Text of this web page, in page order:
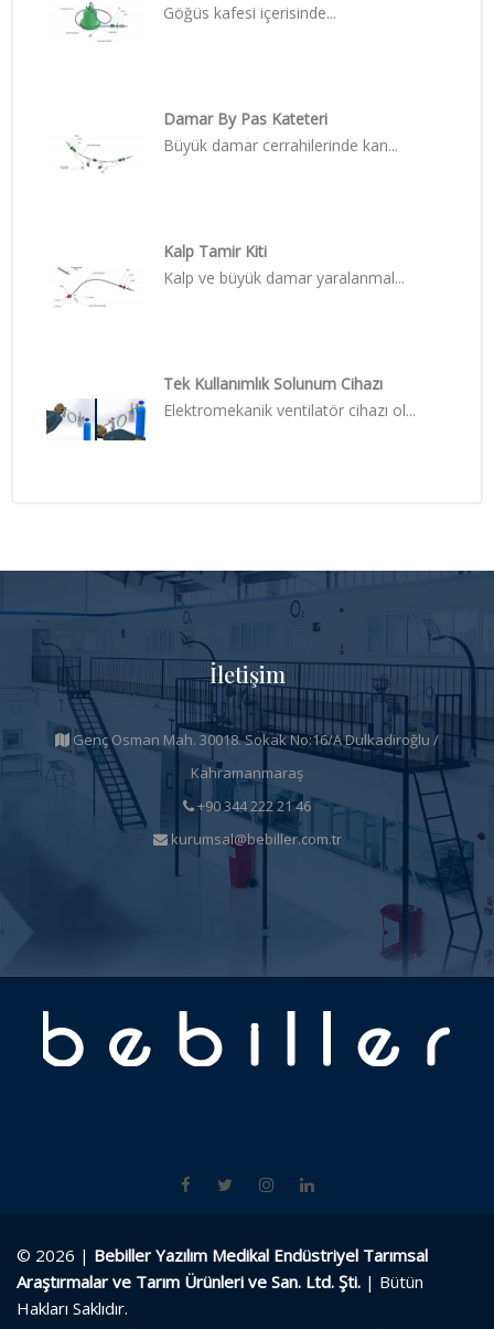
Göğüs kafesi içerisinde...
Damar By Pas Kateteri
Büyük damar cerrahilerinde kan...
Kalp Tamir Kiti
Kalp ve büyük damar yaralanmal...
Tek Kullanımlık Solunum Cihazı
Elektromekanik ventilatör cihazı ol...
İletişim
Genç Osman Mah. 30018. Sokak No:16/A Dulkadiroğlu /
Kahramanmaraş
+90 344 222 21 46
kurumsal@bebiller.com.tr
© 2026 | Bebiller Yazılım Medikal Endüstriyel Tarımsal
Araştırmalar ve Tarım Ürünleri ve San. Ltd. Şti. | Bütün
Hakları Saklıdır.